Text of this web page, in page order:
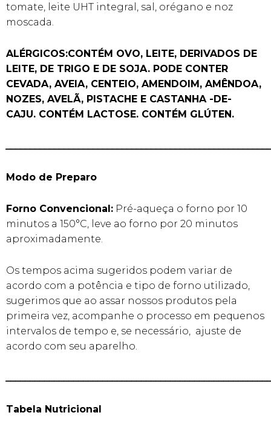
tomate, leite UHT integral, sal, orégano e noz
moscada.
ALÉRGICOS:CONTÉM OVO, LEITE, DERIVADOS DE
LEITE, DE TRIGO E DE SOJA. PODE CONTER
CEVADA, AVEIA, CENTEIO, AMENDOIM, AMÊNDOA,
NOZES, AVELÃ, PISTACHE E CASTANHA -DE-
CAJU. CONTÉM LACTOSE. CONTÉM GLÚTEN.
Modo de Preparo
Forno Convencional: Pré-aqueça o forno por 10
minutos a 150°C, leve ao forno por 20 minutos
aproximadamente.
Os tempos acima sugeridos podem variar de
acordo com a potência e tipo de forno utilizado,
sugerimos que ao assar nossos produtos pela
primeira vez, acompanhe o processo em pequenos
intervalos de tempo e, se necessário, ajuste de
acordo com seu aparelho.
Tabela Nutricional